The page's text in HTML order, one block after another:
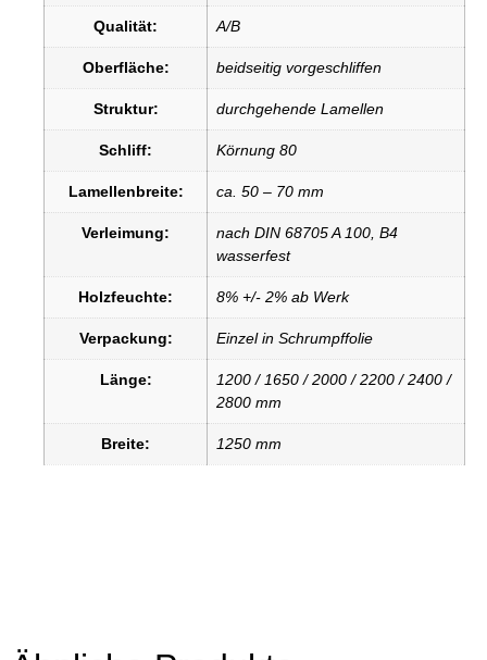
Qualität: A/B
Oberfläche: beidseitig vorgeschliffen
Struktur: durchgehende Lamellen
Schliff: Körnung 80
Lamellenbreite: ca. 50 – 70 mm
Verleimung:
nach DIN 68705 A 100, B4
wasserfest
Holzfeuchte: 8% +/- 2% ab Werk
Verpackung: Einzel in Schrumpffolie
Länge:
1200 / 1650 / 2000 / 2200 / 2400 /
2800 mm
Breite: 1250 mm